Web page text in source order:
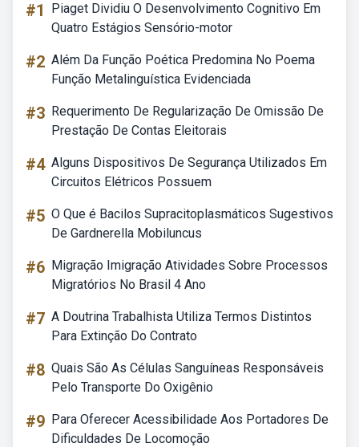
#1
Piaget Dividiu O Desenvolvimento Cognitivo Em
Quatro Estágios Sensório-motor
#2 Além Da Função Poética Predomina No Poema
Função Metalinguística Evidenciada
#3 Requerimento De Regularização De Omissão De
Prestação De Contas Eleitorais
#4 Alguns Dispositivos De Segurança Utilizados Em
Circuitos Elétricos Possuem
#5 O Que é Bacilos Supracitoplasmáticos Sugestivos
De Gardnerella Mobiluncus
#6 Migração Imigração Atividades Sobre Processos
Migratórios No Brasil 4 Ano
#7 A Doutrina Trabalhista Utiliza Termos Distintos
Para Extinção Do Contrato
#8 Quais São As Células Sanguíneas Responsáveis
Pelo Transporte Do Oxigênio
#9 Para Oferecer Acessibilidade Aos Portadores De
Dificuldades De Locomoção